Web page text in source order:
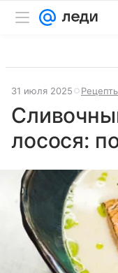
31 июля 2025
лосося: